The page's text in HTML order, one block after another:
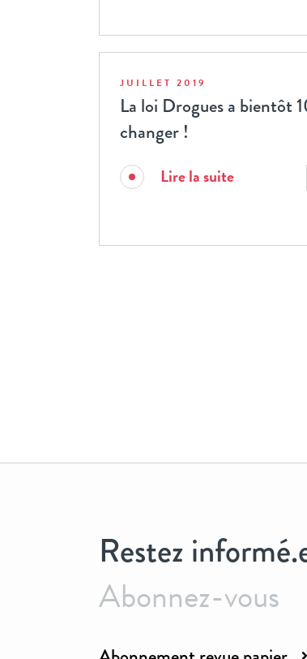
JUILLET 2019
La loi Drogues a bientôt
changer !
Lire la suite
Restez
Abonnez-vous